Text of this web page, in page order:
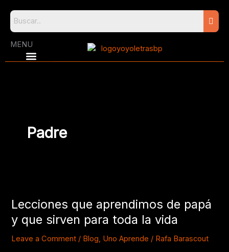
content
MENU
Padre
Lecciones que aprendimos de papá
y que sirven para toda la vida
Leave a Comment / Blog, Uno Aprende / Rafa Barascout
aprendimos
papá
y